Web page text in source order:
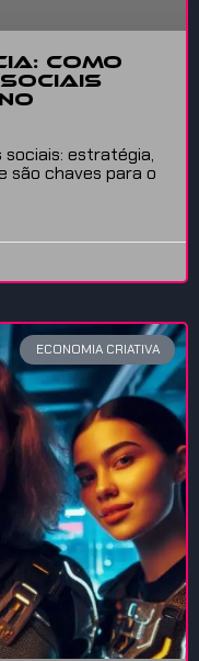
Como
estratégia,
são chaves para o
ECONOMIA CRIATIVA